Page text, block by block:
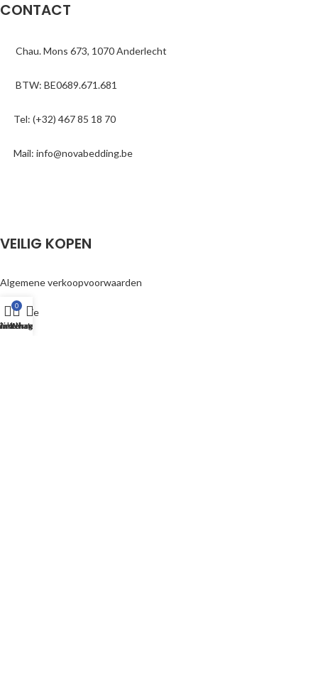
CONTACT
Chau. Mons 673, 1070 Anderlecht
BTW: BE0689.671.681
Tel: (+32) 467 85 18 70
Mail: info@novabedding.be
VEILIG KOPEN
Algemene verkoopvoorwaarden
Garantie
0
WhatsApp